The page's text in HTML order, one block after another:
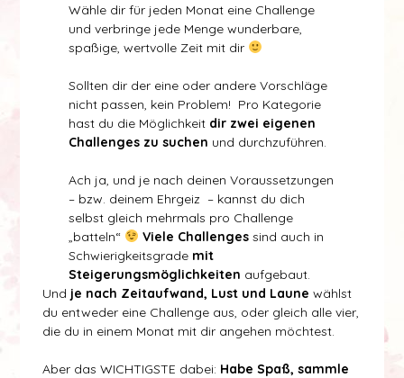
Wähle dir für jeden Monat eine Challenge
und verbringe jede Menge wunderbare,
spaßige, wertvolle Zeit mit dir
Sollten dir der eine oder andere Vorschläge
nicht passen, kein Problem! Pro Kategorie
hast du die Möglichkeit dir zwei eigenen
Challenges zu suchen und durchzuführen.
Ach ja, und je nach deinen Voraussetzungen
– bzw. deinem Ehrgeiz – kannst du dich
selbst gleich mehrmals pro Challenge
„batteln“
Viele Challengessind auch in
Schwierigkeitsgrade mit
Steigerungsmöglichkeiten aufgebaut.
Und je nach Zeitaufwand, Lust und Launewählst
du entweder eine Challenge aus, oder gleich alle vier,
die du in einem Monat mit dir angehen möchtest.
Aber das WICHTIGSTE dabei: Habe Spaß, sammle